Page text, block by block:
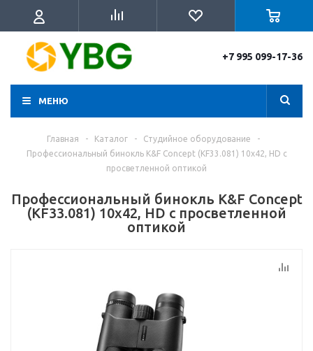
+7 995 099-17-36
МЕНЮ
Главная - Каталог - Студийное оборудование
-
Профессиональный бинокль K&F Concept (KF33.081) 10x42, HD с
просветленной оптикой
Профессиональный бинокль K&F Concept
(KF33.081) 10x42, HD с просветленной
оптикой